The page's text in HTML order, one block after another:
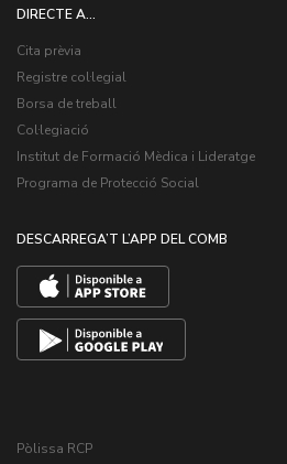
DIRECTE A...
Cita prèvia
Registre col·legial
Borsa de treball
Col·legiació
Institut de Formació Mèdica i Lideratge
Programa de Protecció Social
DESCARREGA’T L’APP DEL COMB
Pòlissa RCP